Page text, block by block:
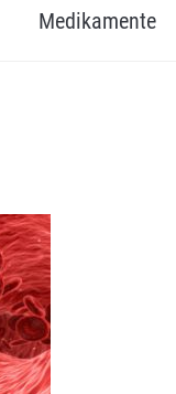
Medikamente